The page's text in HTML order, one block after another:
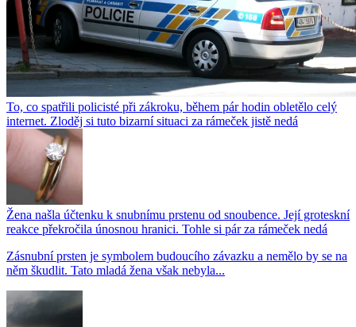
To, co spatřili policisté při zákroku, během pár hodin obletělo celý
internet. Zloděj si tuto bizarní situaci za rámeček jistě nedá
Žena našla účtenku k snubnímu prstenu od snoubence. Její groteskní
reakce překročila únosnou hranici. Tohle si pár za rámeček nedá
Zásnubní prsten je symbolem budoucího závazku a nemělo by se na
něm škudlit. Tato mladá žena však nebyla...